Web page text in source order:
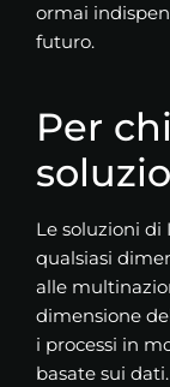
ormai
futuro.
Per
Le soluzioni di
qualsiasi
alle
dimensione
i processi in
basate sui dati.